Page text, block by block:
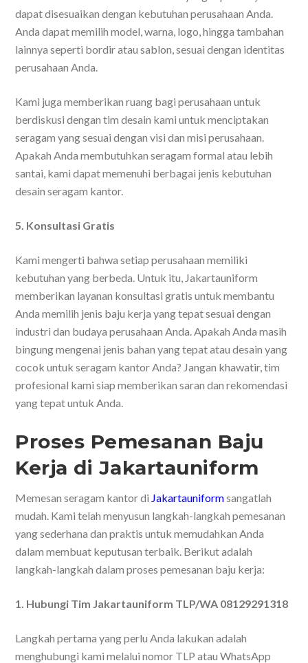
dapat disesuaikan dengan kebutuhan perusahaan Anda.
Anda dapat memilih model, warna, logo, hingga tambahan
lainnya seperti bordir atau sablon, sesuai dengan identitas
perusahaan Anda.
Kami juga memberikan ruang bagi perusahaan untuk
berdiskusi dengan tim desain kami untuk menciptakan
seragam yang sesuai dengan visi dan misi perusahaan.
Apakah Anda membutuhkan seragam formal atau lebih
santai, kami dapat memenuhi berbagai jenis kebutuhan
desain seragam kantor.
5. Konsultasi Gratis
Kami mengerti bahwa setiap perusahaan memiliki
kebutuhan yang berbeda. Untuk itu, Jakartauniform
memberikan layanan konsultasi gratis untuk membantu
Anda memilih jenis baju kerja yang tepat sesuai dengan
industri dan budaya perusahaan Anda. Apakah Anda masih
bingung mengenai jenis bahan yang tepat atau desain yang
cocok untuk seragam kantor Anda? Jangan khawatir, tim
profesional kami siap memberikan saran dan rekomendasi
yang tepat untuk Anda.
Proses Pemesanan Baju
Kerja di Jakartauniform
Memesan seragam kantor di Jakartauniformsangatlah
mudah. Kami telah menyusun langkah-langkah pemesanan
yang sederhana dan praktis untuk memudahkan Anda
dalam membuat keputusan terbaik. Berikut adalah
langkah-langkah dalam proses pemesanan baju kerja:
1. Hubungi Tim Jakartauniform TLP/WA 08129291318
Langkah pertama yang perlu Anda lakukan adalah
menghubungi kami melalui nomor TLP atau WhatsApp